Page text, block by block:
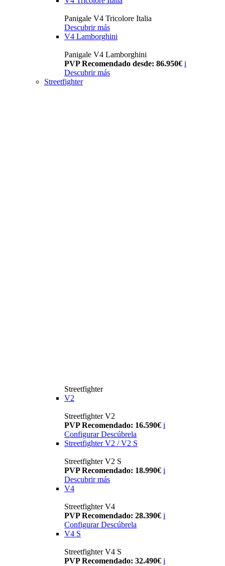
Panigale V4 Tricolore Italia
Descubrir más
V4 Lamborghini
Panigale V4 Lamborghini
PVP Recomendado desde: 86.950€ i
Descubrir más
Streetfighter
Streetfighter
V2
Streetfighter V2
PVP Recomendado: 16.590€ i
Configurar Descúbrela
Streetfighter V2 / V2 S
Streetfighter V2 S
PVP Recomendado: 18.990€ i
Descubrir más
V4
Streetfighter V4
PVP Recomendado: 28.390€ i
Configurar Descúbrela
V4 S
Streetfighter V4 S
PVP Recomendado: 32.490€ i